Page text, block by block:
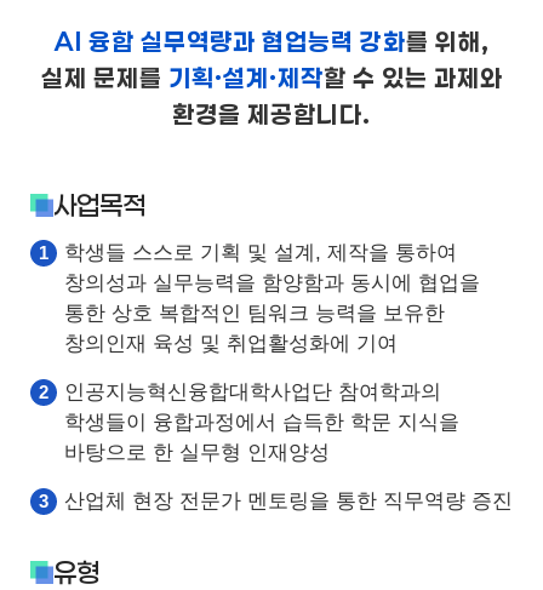
AI 융합 실무역량과 협업능력 강화를 위해,
실제 문제를 기획·설계·제작할 수 있는 과제와
환경을 제공합니다.
사업목적
학생들 스스로 기획 및 설계, 제작을 통하여
창의성과 실무능력을 함양함과 동시에 협업을
통한 상호 복합적인 팀워크 능력을 보유한
창의인재 육성 및 취업활성화에 기여
인공지능혁신융합대학사업단 참여학과의
학생들이 융합과정에서 습득한 학문 지식을
바탕으로 한 실무형 인재양성
산업체 현장 전문가 멘토링을 통한 직무역량 증진
유형